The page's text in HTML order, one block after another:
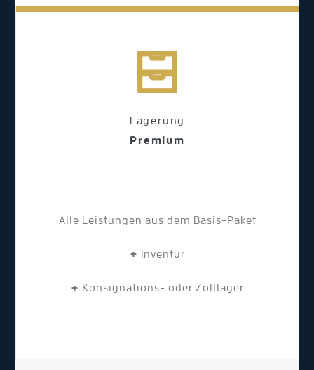
Lagerung
Premium
Alle Leistungen aus dem Basis-Paket
+ Inventur
+ Konsignations- oder Zolllager